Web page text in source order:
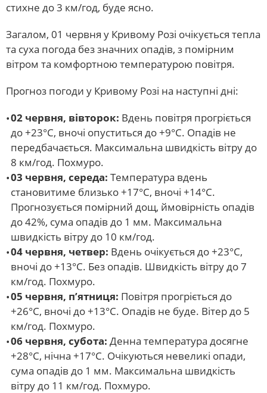
стихне до 3 км/год, буде ясно.
Загалом, 01 червня у Кривому Розі очікується тепла
та суха погода без значних опадів, з помірним
вітром та комфортною температурою повітря.
Прогноз погоди у Кривому Розі на наступні дні:
02 червня, вівторок: Вдень повітря прогріється
до +23°С, вночі опуститься до +9°С. Опадів не
передбачається. Максимальна швидкість вітру до
8 км/год. Похмуро.
03 червня, середа: Температура вдень
становитиме близько +17°С, вночі +14°С.
Прогнозується помірний дощ, ймовірність опадів
до 42%, сума опадів до 1 мм. Максимальна
швидкість вітру до 10 км/год.
04 червня, четвер: Вдень очікується до +23°С,
вночі до +13°С. Без опадів. Швидкість вітру до 7
км/год. Похмуро.
05 червня, п’ятниця: Повітря прогріється до
+26°С, вночі до +13°С. Опадів не буде. Вітер до 5
км/год. Похмуро.
06 червня, субота: Денна температура досягне
+28°С, нічна +17°С. Очікуються невеликі опади,
сума опадів до 1 мм. Максимальна швидкість
вітру до 11 км/год. Похмуро.